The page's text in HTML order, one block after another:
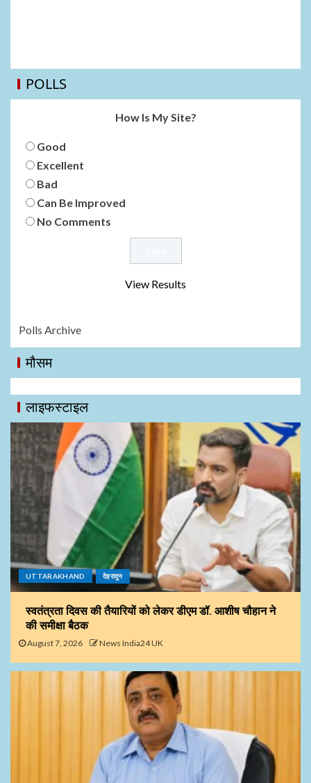
POLLS
How Is My Site?
Good
Excellent
Bad
Can Be Improved
No Comments
View Results
Polls Archive
मौसम
लाइफस्टाइल
UTTARAKHAND देहरादून
स्वतंत्रता दिवस की तैयारियों को लेकर डीएम डॉ. आशीष चौहान ने
की समीक्षा बैठक
August 7, 2026 News India24 UK